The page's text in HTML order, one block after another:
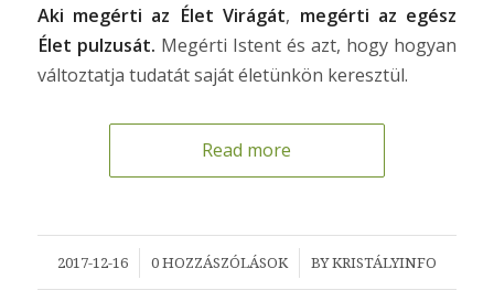
Aki megérti az Élet Virágát, megérti az egész
Élet pulzusát. Megérti Istent és azt, hogy hogyan
változtatja tudatát saját életünkön keresztül.
Read more
2017-12-16
/ 0 HOZZÁSZÓLÁSOK
/ BYKRISTÁLYINFO